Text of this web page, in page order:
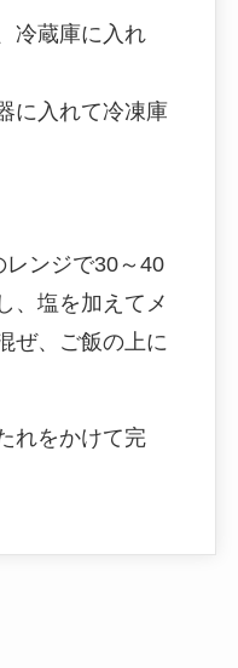
冷蔵庫に入れ
に入れて冷凍庫
ンジで30～40
、塩を加えてメ
ぜ、ご飯の上に
れをかけて完